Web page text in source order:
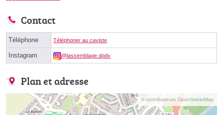
Contact
Téléphone Téléphoner au caviste
Instagram @lassemblage.dpdv
Plan et adresse
© contributeurs OpenStreetMap